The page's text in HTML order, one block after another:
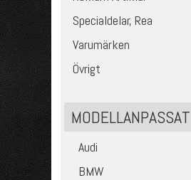
Specialdelar, Rea
Varumärken
Övrigt
MODELLANPASSAT
Audi
BMW